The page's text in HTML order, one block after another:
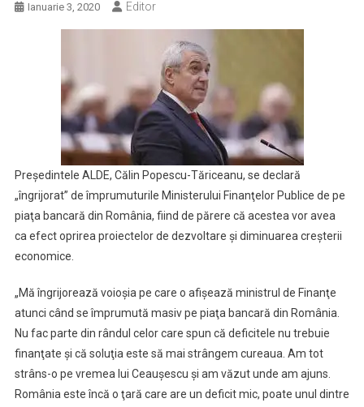
Ianuarie 3, 2020 Editor
Preşedintele ALDE, Călin Popescu-Tăriceanu, se declară
„îngrijorat” de împrumuturile Ministerului Finanţelor Publice de pe
piaţa bancară din România, fiind de părere că acestea vor avea
ca efect oprirea proiectelor de dezvoltare şi diminuarea creşterii
economice.
„Mă îngrijorează voioşia pe care o afişează ministrul de Finanţe
atunci când se împrumută masiv pe piaţa bancară din România.
Nu fac parte din rândul celor care spun că deficitele nu trebuie
finanţate şi că soluţia este să mai strângem cureaua. Am tot
strâns-o pe vremea lui Ceauşescu şi am văzut unde am ajuns.
România este încă o ţară care are un deficit mic, poate unul dintre